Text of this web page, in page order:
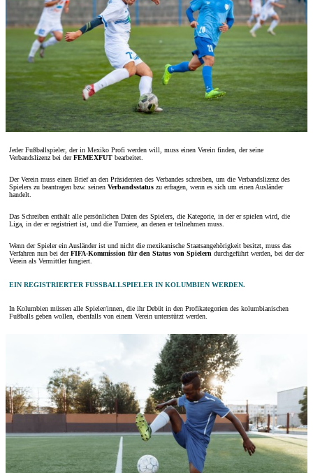
Jeder Fußballspieler, der in Mexiko Profi werden will, muss einen Verein finden, der seine
Verbandslizenz bei derFEMEXFUT bearbeitet.
Der Verein muss einen Brief an den Präsidenten des Verbandes schreiben, um die Verbandslizenz des
Spielers zu beantragen bzw. seinen Verbandsstatus zu erfragen, wenn es sich um einen Ausländer
handelt.
Das Schreiben enthält alle persönlichen Daten des Spielers, die Kategorie, in der er spielen wird, die
Liga, in der er registriert ist, und die Turniere, an denen er teilnehmen muss.
Wenn der Spieler ein Ausländer ist und nicht die mexikanische Staatsangehörigkeit besitzt, muss das
Verfahren nun bei derFIFA-Kommission für den Status von Spielern durchgeführt werden, bei der der
Verein als Vermittler fungiert.
EIN REGISTRIERTER FUSSBALLSPIELER IN KOLUMBIEN WERDEN.
In Kolumbien müssen alle Spieler/innen, die ihr Debüt in den Profikategorien des kolumbianischen
Fußballs geben wollen, ebenfalls von einem Verein unterstützt werden.